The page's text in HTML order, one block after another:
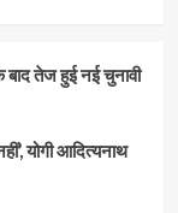
तेज हुई नई चुनावी
योगी आदित्यनाथ